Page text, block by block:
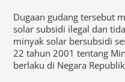
Dugaan gudang tersebut
solar subsidi ilegal dan
minyak solar bersubsidi
22 tahun 2001 tentang
berlaku di Negara